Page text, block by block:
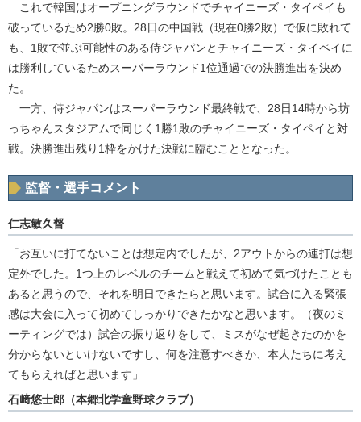
これで韓国はオープニングラウンドでチャイニーズ・タイペイも
破っているため2勝0敗。28日の中国戦（現在0勝2敗）で仮に敗れて
も、1敗で並ぶ可能性のある侍ジャパンとチャイニーズ・タイペイに
は勝利しているためスーパーラウンド1位通過での決勝進出を決め
た。
一方、侍ジャパンはスーパーラウンド最終戦で、28日14時から坊
っちゃんスタジアムで同じく1勝1敗のチャイニーズ・タイペイと対
戦。決勝進出残り1枠をかけた決戦に臨むこととなった。
監督・選手コメント
仁志敏久督
「お互いに打てないことは想定内でしたが、2アウトからの連打は想
定外でした。1つ上のレベルのチームと戦えて初めて気づけたことも
あると思うので、それを明日できたらと思います。試合に入る緊張
感は大会に入って初めてしっかりできたかなと思います。（夜のミ
ーティングでは）試合の振り返りをして、ミスがなぜ起きたのかを
分からないといけないですし、何を注意すべきか、本人たちに考え
てもらえればと思います」
石﨑悠士郎（本郷北学童野球クラブ）